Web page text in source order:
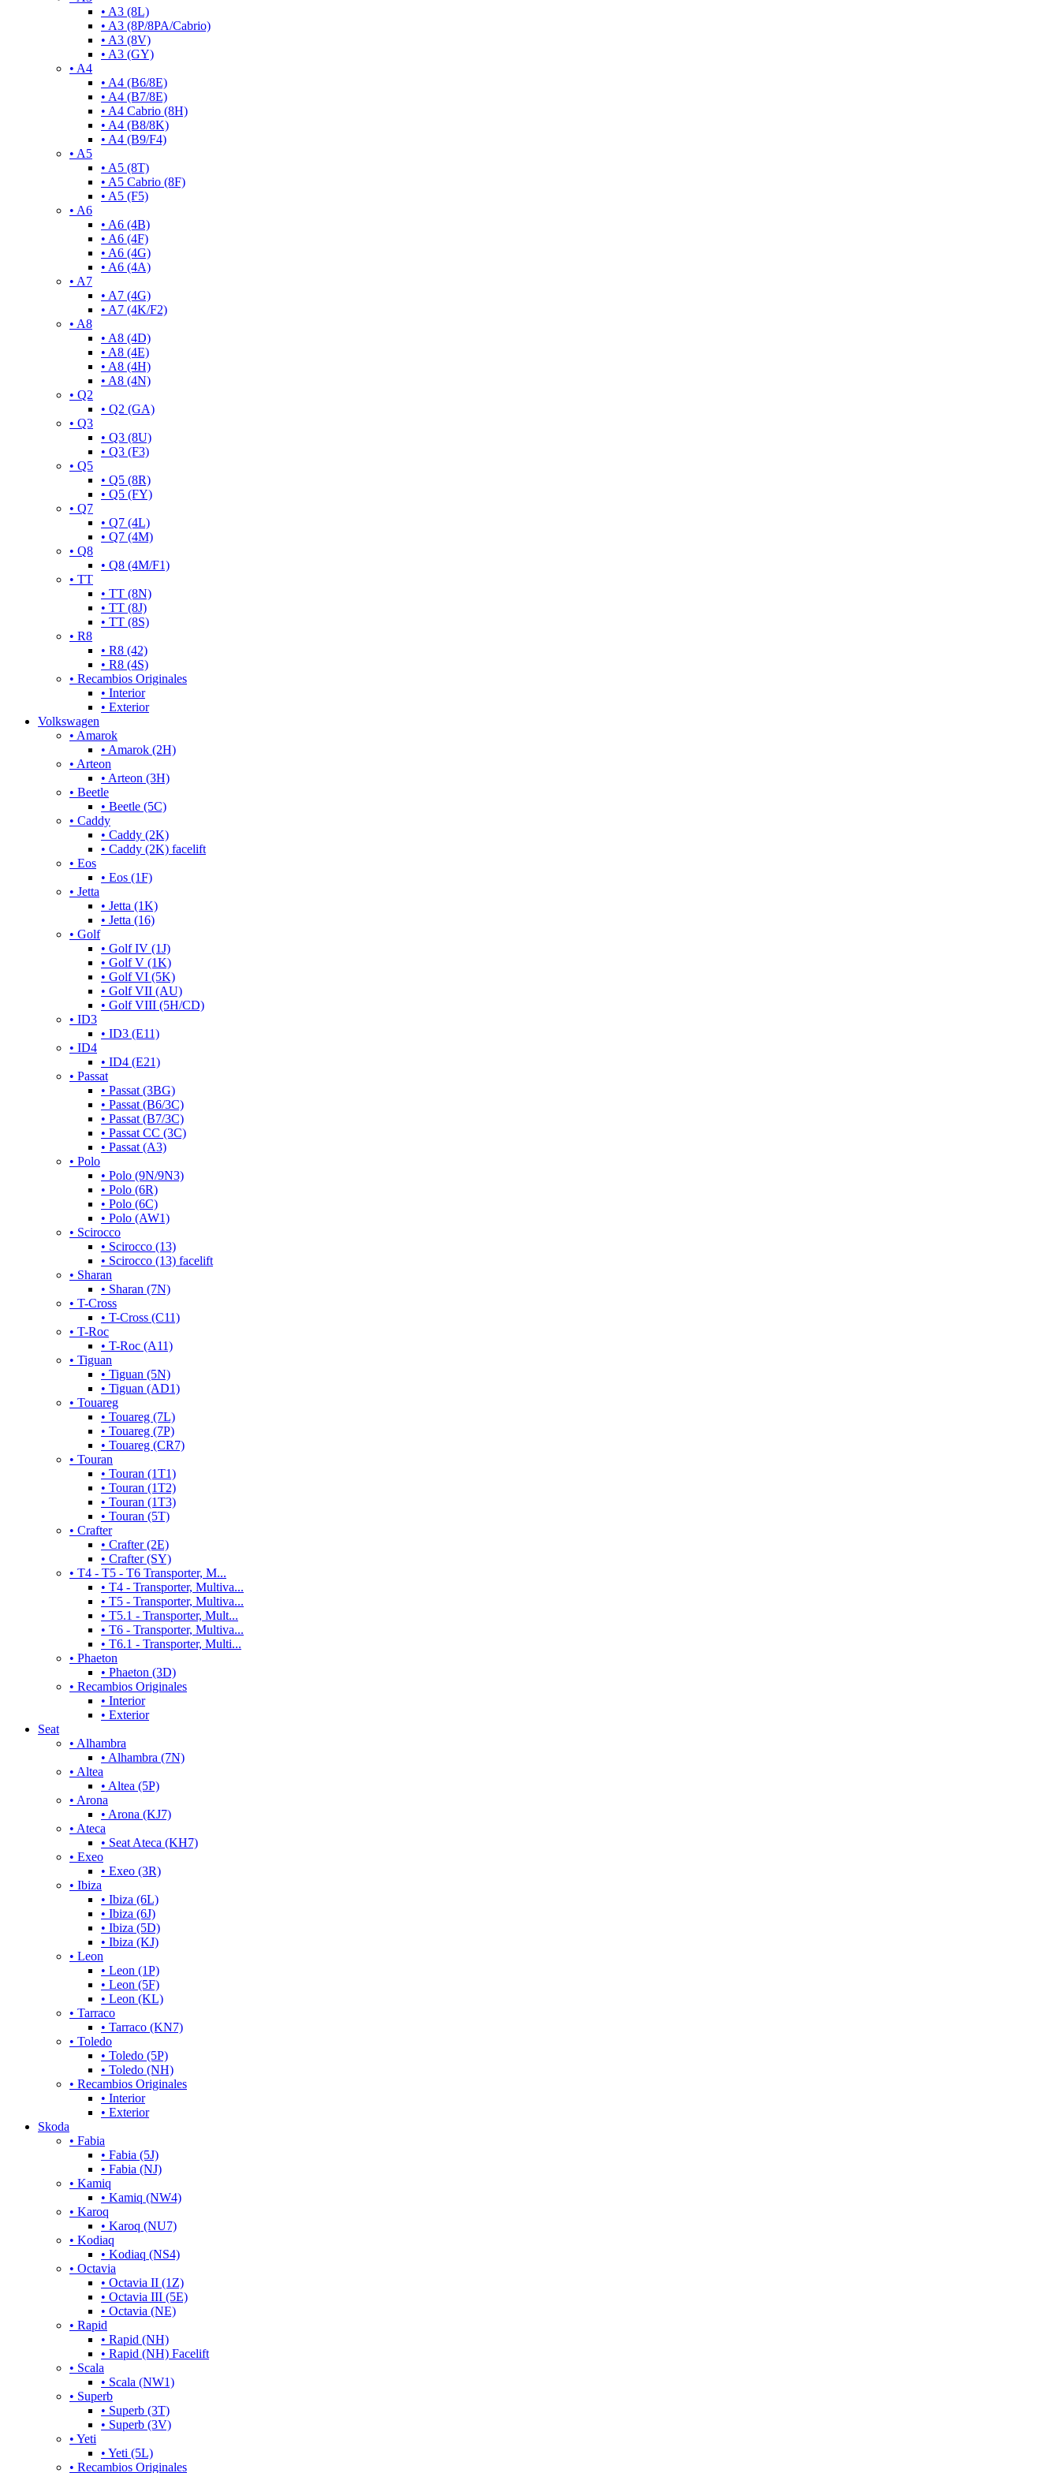
• A3 (8L)
• A3 (8P/8PA/Cabrio)
• A3 (8V)
• A3 (GY)
• A4
• A4 (B6/8E)
• A4 (B7/8E)
• A4 Cabrio (8H)
• A4 (B8/8K)
• A4 (B9/F4)
• A5
• A5 (8T)
• A5 Cabrio (8F)
• A5 (F5)
• A6
• A6 (4B)
• A6 (4F)
• A6 (4G)
• A6 (4A)
• A7
• A7 (4G)
• A7 (4K/F2)
• A8
• A8 (4D)
• A8 (4E)
• A8 (4H)
• A8 (4N)
• Q2
• Q2 (GA)
• Q3
• Q3 (8U)
• Q3 (F3)
• Q5
• Q5 (8R)
• Q5 (FY)
• Q7
• Q7 (4L)
• Q7 (4M)
• Q8
• Q8 (4M/F1)
• TT
• TT (8N)
• TT (8J)
• TT (8S)
• R8
• R8 (42)
• R8 (4S)
• Recambios Originales
• Interior
• Exterior
Volkswagen
• Amarok
• Amarok (2H)
• Arteon
• Arteon (3H)
• Beetle
• Beetle (5C)
• Caddy
• Caddy (2K)
• Caddy (2K) facelift
• Eos
• Eos (1F)
• Jetta
• Jetta (1K)
• Jetta (16)
• Golf
• Golf IV (1J)
• Golf V (1K)
• Golf VI (5K)
• Golf VII (AU)
• Golf VIII (5H/CD)
• ID3
• ID3 (E11)
• ID4
• ID4 (E21)
• Passat
• Passat (3BG)
• Passat (B6/3C)
• Passat (B7/3C)
• Passat CC (3C)
• Passat (A3)
• Polo
• Polo (9N/9N3)
• Polo (6R)
• Polo (6C)
• Polo (AW1)
• Scirocco
• Scirocco (13)
• Scirocco (13) facelift
• Sharan
• Sharan (7N)
• T-Cross
• T-Cross (C11)
• T-Roc
• T-Roc (A11)
• Tiguan
• Tiguan (5N)
• Tiguan (AD1)
• Touareg
• Touareg (7L)
• Touareg (7P)
• Touareg (CR7)
• Touran
• Touran (1T1)
• Touran (1T2)
• Touran (1T3)
• Touran (5T)
• Crafter
• Crafter (2E)
• Crafter (SY)
• T4 - T5 - T6 Transporter, M...
• T4 - Transporter, Multiva...
• T5 - Transporter, Multiva...
• T5.1 - Transporter, Mult...
• T6 - Transporter, Multiva...
• T6.1 - Transporter, Multi...
• Phaeton
• Phaeton (3D)
• Recambios Originales
• Interior
• Exterior
Seat
• Alhambra
• Alhambra (7N)
• Altea
• Altea (5P)
• Arona
• Arona (KJ7)
• Ateca
• Seat Ateca (KH7)
• Exeo
• Exeo (3R)
• Ibiza
• Ibiza (6L)
• Ibiza (6J)
• Ibiza (5D)
• Ibiza (KJ)
• Leon
• Leon (1P)
• Leon (5F)
• Leon (KL)
• Tarraco
• Tarraco (KN7)
• Toledo
• Toledo (5P)
• Toledo (NH)
• Recambios Originales
• Interior
• Exterior
Skoda
• Fabia
• Fabia (5J)
• Fabia (NJ)
• Kamiq
• Kamiq (NW4)
• Karoq
• Karoq (NU7)
• Kodiaq
• Kodiaq (NS4)
• Octavia
• Octavia II (1Z)
• Octavia III (5E)
• Octavia (NE)
• Rapid
• Rapid (NH)
• Rapid (NH) Facelift
• Scala
• Scala (NW1)
• Superb
• Superb (3T)
• Superb (3V)
• Yeti
• Yeti (5L)
• Recambios Originales